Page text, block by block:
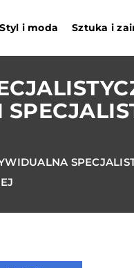
Styl i moda Sztuka i